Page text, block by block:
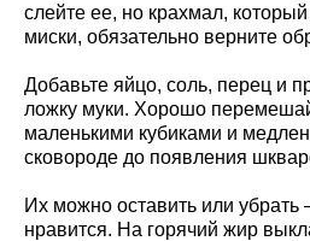
слейте ее, но крахмал,
миски, обязательно верните
Добавьте яйцо, соль, перец и
ложку муки. Хорошо
маленькими кубиками и
сковороде до появления
Их можно оставить или
нравится. На горячий жир